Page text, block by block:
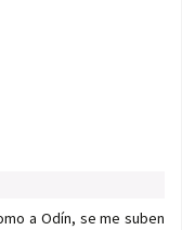
a Odín, se me suben